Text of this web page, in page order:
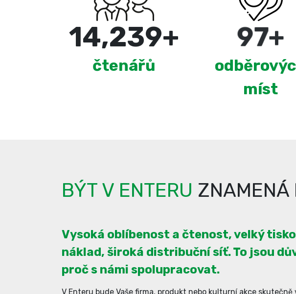
15,000+
čtenářů
180+
míst
BÝT V ENTERU ZNAMENÁ
Vysoká oblíbenost a čtenost, velký
náklad, široká distribuční síť. To jsou
proč s námi spolupracovat.
V Enteru bude Vaše firma, produkt nebo kulturní akce skutečně